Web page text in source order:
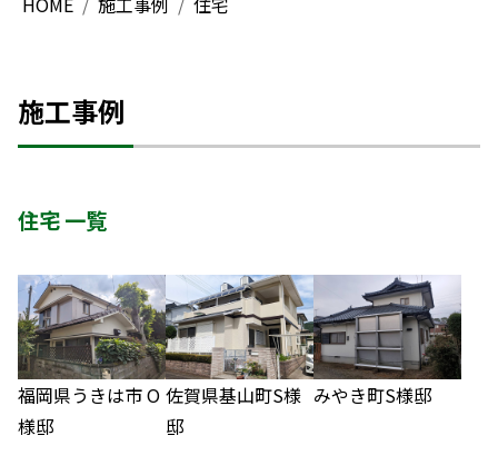
施工事例
住宅 一覧
福岡県うきは市 О
様邸
佐賀県基山町S様
邸
みやき町S様邸